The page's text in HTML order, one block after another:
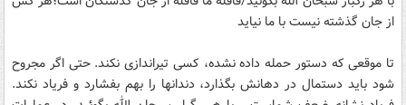
از جان گذشته نیست با ما نیاید
تا موقعی که دستور حمله داده نشده، کسی تیراندازی نکند. حتی اگر مجروح
شود باید دستمال در دهانش بگذارد، دندانها را بهم بفشارد و فریاد نکند.